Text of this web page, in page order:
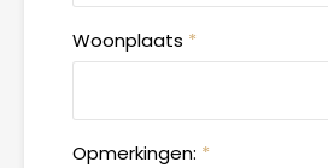
Woonplaats *
Opmerkingen: *